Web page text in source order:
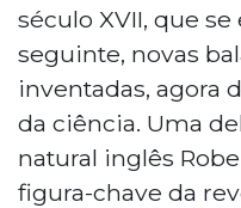
século XVII, que
seguinte, novas
inventadas, agora
da ciência. Uma
natural inglês
figura-chave da